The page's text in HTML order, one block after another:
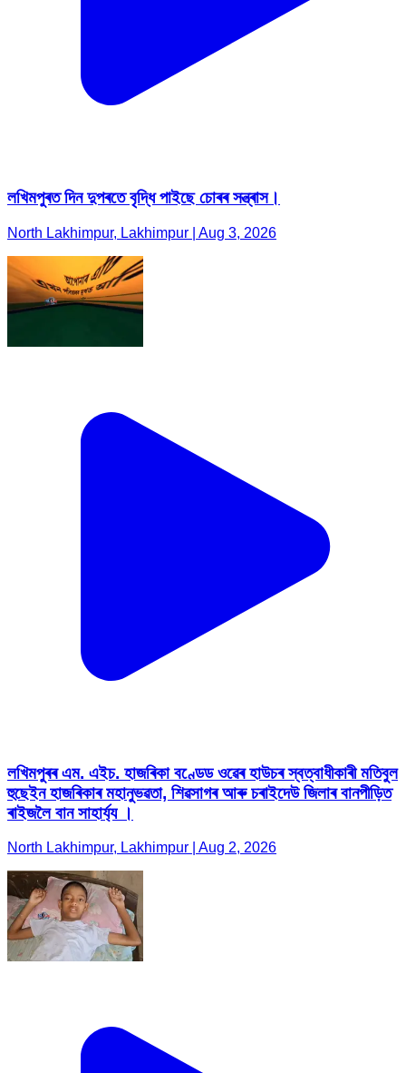
লখিমপুৰত দিন দুপৰতে বৃদ্ধি পাইছে চোৰৰ সন্ত্ৰাস।
North Lakhimpur, Lakhimpur | Aug 3, 2026
লখিমপুৰৰ এম. এইচ. হাজৰিকা বণ্ডেড ওৱেৰ হাউচৰ স্বত্বাধীকাৰী মতিবুল
হুছেইন হাজৰিকাৰ মহানুভৱতা, শিৱসাগৰ আৰু চৰাইদেউ জিলাৰ বানপীড়িত
ৰাইজলৈ বান সাহাৰ্য্য ।
North Lakhimpur, Lakhimpur | Aug 2, 2026